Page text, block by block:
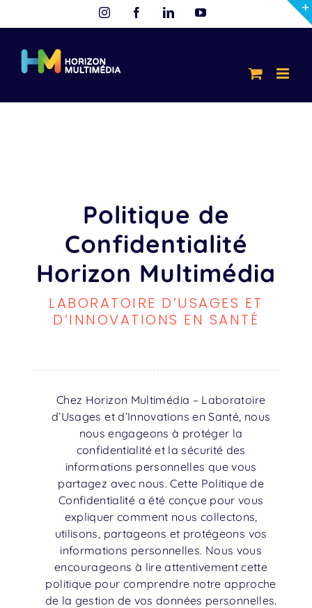
InstagramFacebookLinkedInYouTube
Politique de
Confidentialité
Horizon Multimédia
LABORATOIRE D’USAGES ET
D’INNOVATIONS EN SANTÉ
Chez Horizon Multimédia – Laboratoire
d’Usages et d’Innovations en Santé, nous
nous engageons à protéger la
confidentialité et la sécurité des
informations personnelles que vous
partagez avec nous. Cette Politique de
Confidentialité a été conçue pour vous
expliquer comment nous collectons,
utilisons, partageons et protégeons vos
informations personnelles. Nous vous
encourageons à lire attentivement cette
politique pour comprendre notre approche
de la gestion de vos données personnelles.